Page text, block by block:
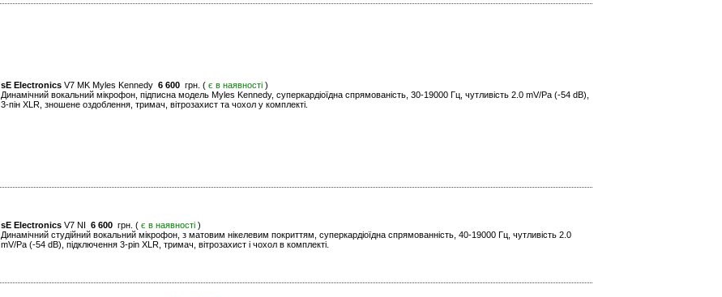
sE Electronics V7 MK Myles Kennedy 6 600 грн. ( є в наявності )
Динамічний вокальний мікрофон, підписна модель Myles Kennedy, суперкардіоїдна спрямованість, 30-19000 Гц, чутливість 2.0 mV/Pa (-54 dB),
3-пін XLR, зношене оздоблення, тримач, вітрозахист та чохол у комплекті.
sE Electronics V7 NI 6 600 грн. ( є в наявності )
Динамічний студійний вокальний мікрофон, з матовим нікелевим покриттям, суперкардіоїдна спрямованність, 40-19000 Гц, чутливість 2.0
mV/Pa (-54 dB), підключення 3-pin XLR, тримач, вітрозахист і чохол в комплекті.